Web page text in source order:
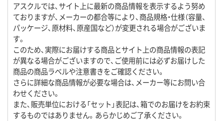
アスクルでは、サイト上に最新の商品情報を表示するよう努め
ておりますが、メーカーの都合等により、商品規格・仕様（容量、
パッケージ、原材料、原産国など）が変更される場合がございま
す。
このため、実際にお届けする商品とサイト上の商品情報の表記
が異なる場合がございますので、ご使用前には必ずお届けした
商品の商品ラベルや注意書きをご確認ください。
さらに詳細な商品情報が必要な場合は、メーカー等にお問い合
わせください。
また、販売単位における「セット」表記は、箱でのお届けをお約束
するものではありません。あらかじめご了承ください。